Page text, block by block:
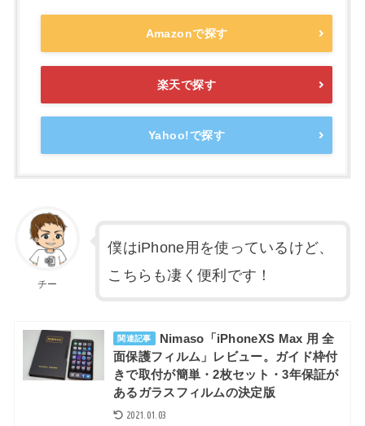
Amazonで探す
楽天で探す
Yahoo!で探す
チー
僕はiPhone用を使っているけど、
こちらも凄く便利です！
関連記事
Nimaso「iPhoneXS Max 用 全
面保護フィルム」レビュー。ガイド枠付
きで取付が簡単・2枚セット・3年保証が
あるガラスフィルムの決定版
2021.01.03